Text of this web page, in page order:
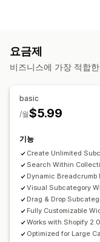
컬렉션 관리
요금제
비즈니스에 가장 적합
basic
$5.99
/월
기능
Create Unlimited
Search Within
Dynamic Breadcrumb
Visual Subcategory
Drag & Drop
Fully Customizable
Works with Shopify
Optimized for Large